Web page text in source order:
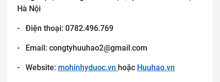
Hà Nội
- Điện thoại: 0782.496.769
- Email: congtyhuuhao2@gmail.com
- Website: mohinhyduoc.vn hoặc Huuhao.vn